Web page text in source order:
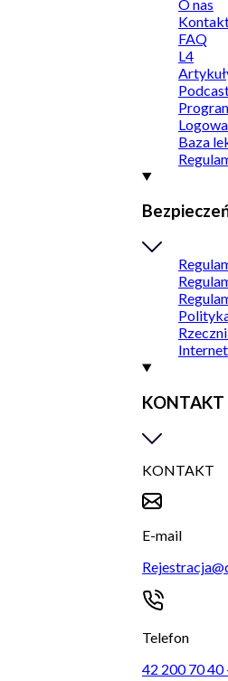
O nas
FAQ
L4
Baza
KONTAKT
KONTAKT
E-mail
Telefon
42 200 70